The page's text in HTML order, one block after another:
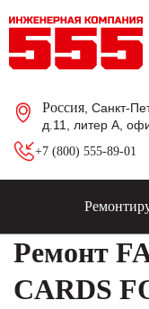
Россия , Санкт-
д.11, литер А,
+7 (800) 555-89-01
Ремонт
CARDS